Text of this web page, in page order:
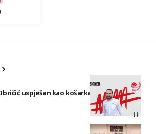
uspješan kao košarkaški trener u